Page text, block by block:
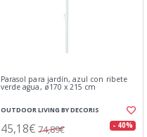
Parasol para jardín, azul con ribete
verde agua, ø170 x 215 cm
OUTDOOR LIVING BY DECORIS
45,18€ 74,89€ - 40%